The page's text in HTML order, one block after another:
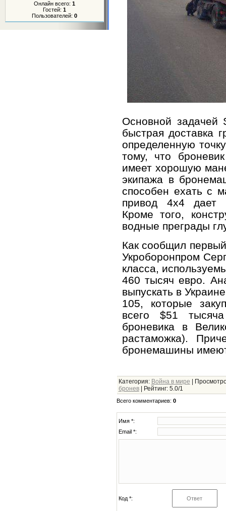
Онлайн всего: 1
Гостей: 1
Пользователей: 0
Основной задачей
быстрая доставка
определенную
тому, что
имеет хорошую
экипажа в
способен ехать с
привод 4х4 дает
Кроме того,
водные преграды
Как сообщил
Укроборонпром
класса,
460 тысяч евро.
выпускать в
105, которые
всего $51
броневика в
растаможка).
бронемашины
Категория: Война в мире
бронев| Рейтинг: 5.0/1
Всего комментариев: 0
Имя *:
Email *:
Код *: